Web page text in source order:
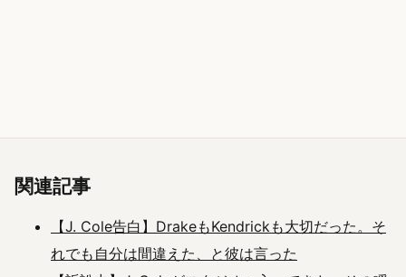
関連記事
【J. Cole告白】DrakeもKendrickも大切だった。そ
れでも自分は間違えた、と彼は言った